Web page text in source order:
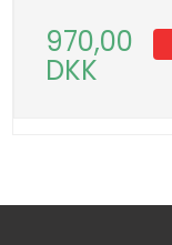
970,00
DKK